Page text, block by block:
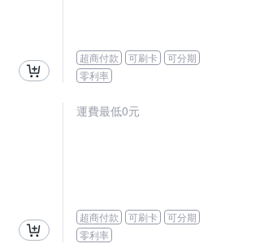
超商付款 可刷卡
可分期
零利率
運費最低0元
超商付款 可刷卡
可分期
零利率